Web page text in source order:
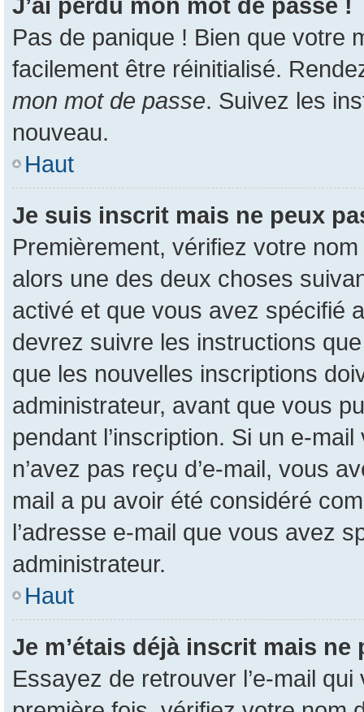
Pas de panique ! Bien que votre
facilement être réinitialisé.
mon mot de passe. Suivez les
nouveau.
Haut
Je suis inscrit mais ne peux
Premièrement, vérifiez votre
alors une des deux choses
activé et que vous avez spécifié
devrez suivre les instructions
que les nouvelles inscriptions
administrateur, avant que vous
pendant l’inscription. Si un e-
n’avez pas reçu d’e-mail, vous
mail a pu avoir été considéré
l’adresse e-mail que vous avez
administrateur.
Haut
Je m’étais déjà inscrit mais
Essayez de retrouver l’e-mail